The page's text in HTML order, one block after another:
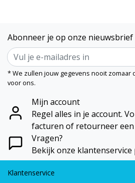
Abonneer je op onze nieuwsbrief
* We zullen jouw gegevens nooit zomaar
voor ons.
Mijn account
Regel alles in je account.
facturen of retourneer
Vragen?
Bekijk onze klantenservice
Klantenservice